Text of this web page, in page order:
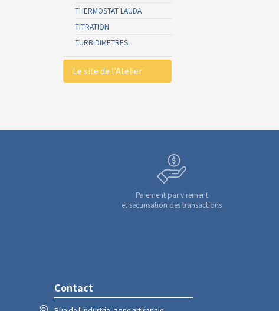
THERMOSTAT LAUDA
TITRATION
TURBIDIMETRES
Le site de l'Atelier
Paiement par virement
et sécurisation des transactions
Contact